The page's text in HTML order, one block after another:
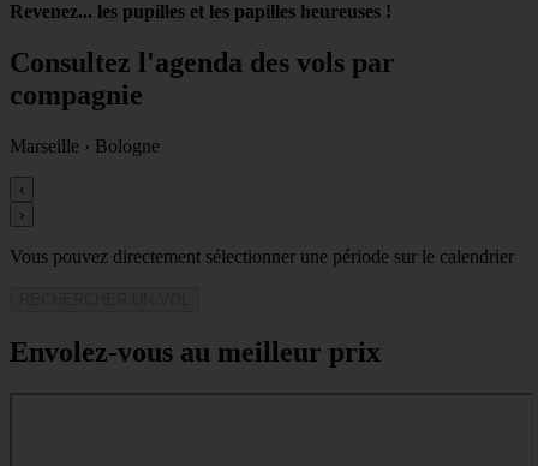
Revenez... les pupilles et les papilles heureuses !
Consultez l'agenda des vols par
compagnie
Marseille › Bologne
‹
›
Vous pouvez directement sélectionner une période sur le calendrier
Envolez-vous au meilleur prix